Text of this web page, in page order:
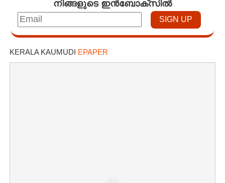
നിങ്ങളുടെ ഇൻബോക്സിൽ
KERALA KAUMUDI EPAPER